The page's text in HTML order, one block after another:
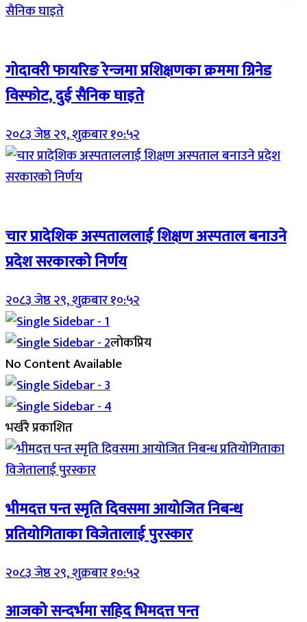
गोदावरी फायरिङ रेन्जमा प्रशिक्षणका क्रममा ग्रिनेड
विस्फोट, दुई सैनिक घाइते
२०८३ जेष्ठ २९, शुक्रबार १०:५२
चार प्रादेशिक अस्पताललाई शिक्षण अस्पताल बनाउने
प्रदेश सरकारको निर्णय
२०८३ जेष्ठ २९, शुक्रबार १०:५२
लोकप्रिय
No Content Available
भर्खरै प्रकाशित
भीमदत्त पन्त स्मृति दिवसमा आयोजित निबन्ध
प्रतियोगिताका विजेतालाई पुरस्कार
२०८३ जेष्ठ २९, शुक्रबार १०:५२
आजको सन्दर्भमा सहिद भिमदत्त पन्त